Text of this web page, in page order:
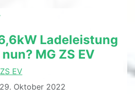
Ladeleistung
MG ZS EV
EV
Oktober 2022